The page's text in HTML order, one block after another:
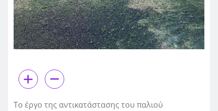
Το έργο της αντικατάστασης του παλιού